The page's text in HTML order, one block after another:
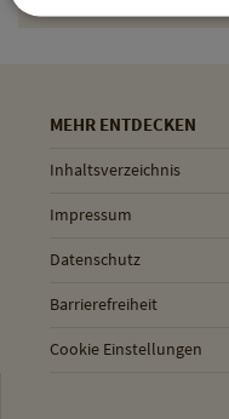
MEHR ENTDECKEN
Inhaltsverzeichnis
Impressum
Datenschutz
Barrierefreiheit
Cookie Einstellungen